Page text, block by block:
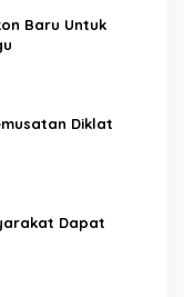
Baru Untuk
Diklat
Dapat